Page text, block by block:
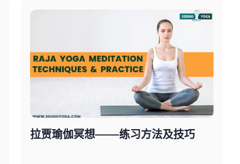
拉贾瑜伽冥想——练习方法及技巧